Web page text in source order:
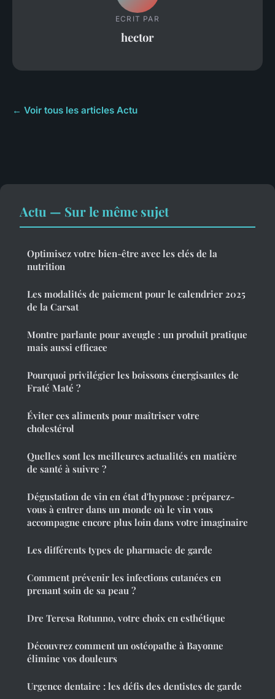
ECRIT PAR
hector
← Voir tous les articles Actu
Actu — Sur le même sujet
Optimisez votre bien-être avec les clés de la
nutrition
Les modalités de paiement pour le calendrier 2025
de la Carsat
Montre parlante pour aveugle : un produit pratique
mais aussi efficace
Pourquoi privilégier les boissons énergisantes de
Fraté Maté ?
Éviter ces aliments pour maîtriser votre
cholestérol
Quelles sont les meilleures actualités en matière
de santé à suivre ?
Dégustation de vin en état d'hypnose : préparez-
vous à entrer dans un monde où le vin vous
accompagne encore plus loin dans votre imaginaire
Les différents types de pharmacie de garde
Comment prévenir les infections cutanées en
prenant soin de sa peau ?
Dre Teresa Rotunno, votre choix en esthétique
Découvrez comment un ostéopathe à Bayonne
élimine vos douleurs
Urgence dentaire : les défis des dentistes de garde